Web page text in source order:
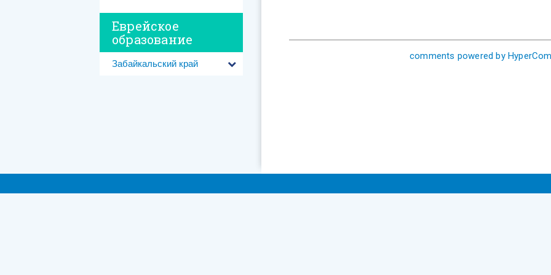
comments powered by
Еврейское
образование